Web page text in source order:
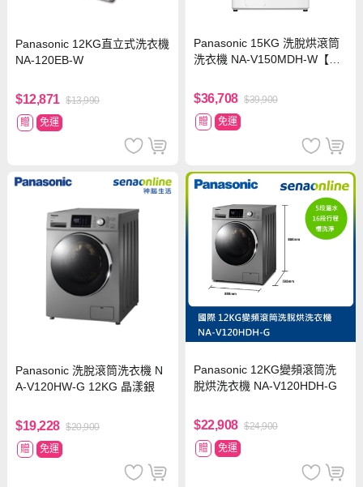
Panasonic 12KG直立式洗衣機
NA-120EB-W
$12,871 $13,990
贈
免運
Panasonic 15KG 洗脫烘滾筒
洗衣機 NA-V150MDH-W【贈
$36,708 $39,900
贈
免運
Panasonic 洗脫滾筒洗衣機 N
A-V120HW-G 12KG 晶漾銀
$19,228 $20,900
贈
免運
Panasonic 12KG變頻滾筒洗
脫烘洗衣機 NA-V120HDH-G
$22,908 $24,900
贈
免運